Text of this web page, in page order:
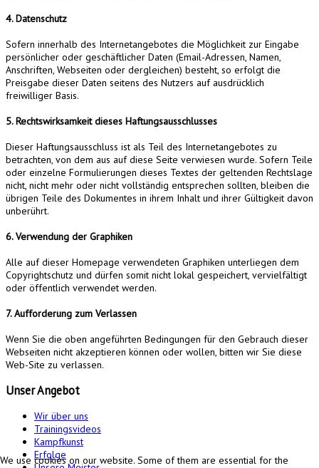
4. Datenschutz
Sofern innerhalb des Internetangebotes die Möglichkeit zur Eingabe
persönlicher oder geschäftlicher Daten (Email-Adressen, Namen,
Anschriften, Webseiten oder dergleichen) besteht, so erfolgt die
Preisgabe dieser Daten seitens des Nutzers auf ausdrücklich
freiwilliger Basis.
5. Rechtswirksamkeit dieses Haftungsausschlusses
Dieser Haftungsausschluss ist als Teil des Internetangebotes zu
betrachten, von dem aus auf diese Seite verwiesen wurde. Sofern Teile
oder einzelne Formulierungen dieses Textes der geltenden Rechtslage
nicht, nicht mehr oder nicht vollständig entsprechen sollten, bleiben die
übrigen Teile des Dokumentes in ihrem Inhalt und ihrer Gültigkeit davon
unberührt.
6. Verwendung der Graphiken
Alle auf dieser Homepage verwendeten Graphiken unterliegen dem
Copyrightschutz und dürfen somit nicht lokal gespeichert, vervielfältigt
oder öffentlich verwendet werden.
7. Aufforderung zum Verlassen
Wenn Sie die oben angeführten Bedingungen für den Gebrauch dieser
Webseiten nicht akzeptieren können oder wollen, bitten wir Sie diese
Web-Site zu verlassen.
UnserAngebot
Wir über uns
Trainingsvideos
Kampfkunst
Erfolge
We use cookies on our website. Some of them are essential for the